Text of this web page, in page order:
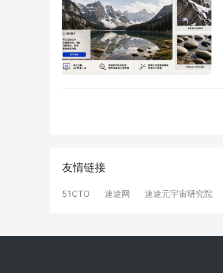
友情链接
51CTO 速途网 速途元宇宙研究院